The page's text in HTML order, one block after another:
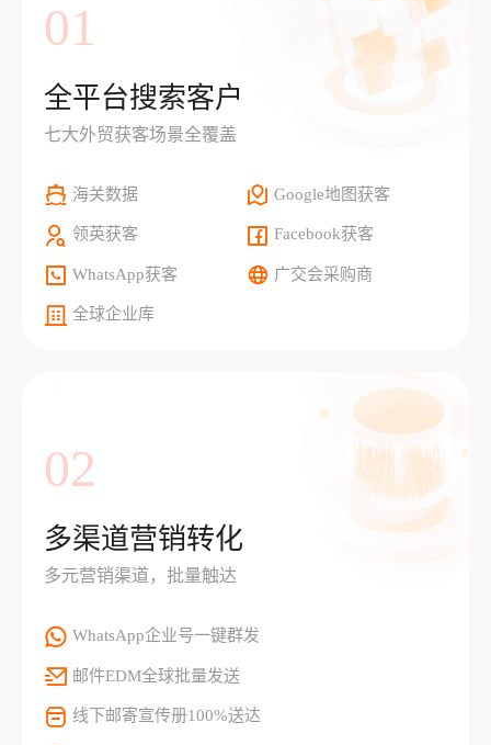
01
全平台搜索客户
七大外贸获客场景全覆盖
海关数据 Google地图获客
领英获客 Facebook获客
WhatsApp获客 广交会采购商
全球企业库
02
多渠道营销转化
多元营销渠道，批量触达
WhatsApp企业号一键群发
邮件EDM全球批量发送
线下邮寄宣传册100%送达